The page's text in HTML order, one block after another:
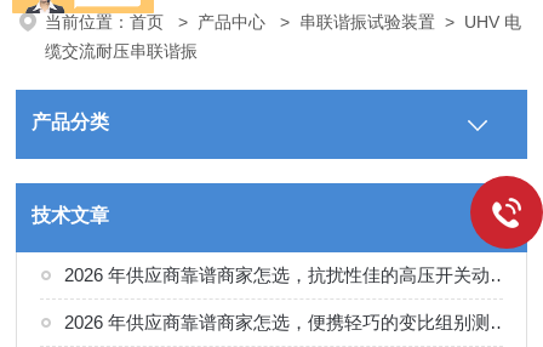
当前位置：首页 > 产品中心 > 串联谐振试验装置 > UHV 电
缆交流耐压串联谐振
产品分类
技术文章
2026 年供应商靠谱商家怎选，抗扰性佳的高压开关动特性测试仪供应商甄别
2026 年供应商靠谱商家怎选，便携轻巧的变比组别测试仪选购指南